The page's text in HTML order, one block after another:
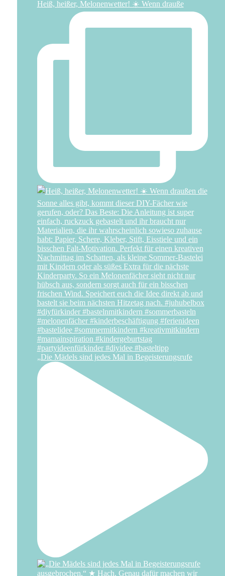
Heiß, heißer, Melonenwetter! ☀️ Wenn drauße
„Die Mädels sind jedes Mal in Begeisterungsrufe